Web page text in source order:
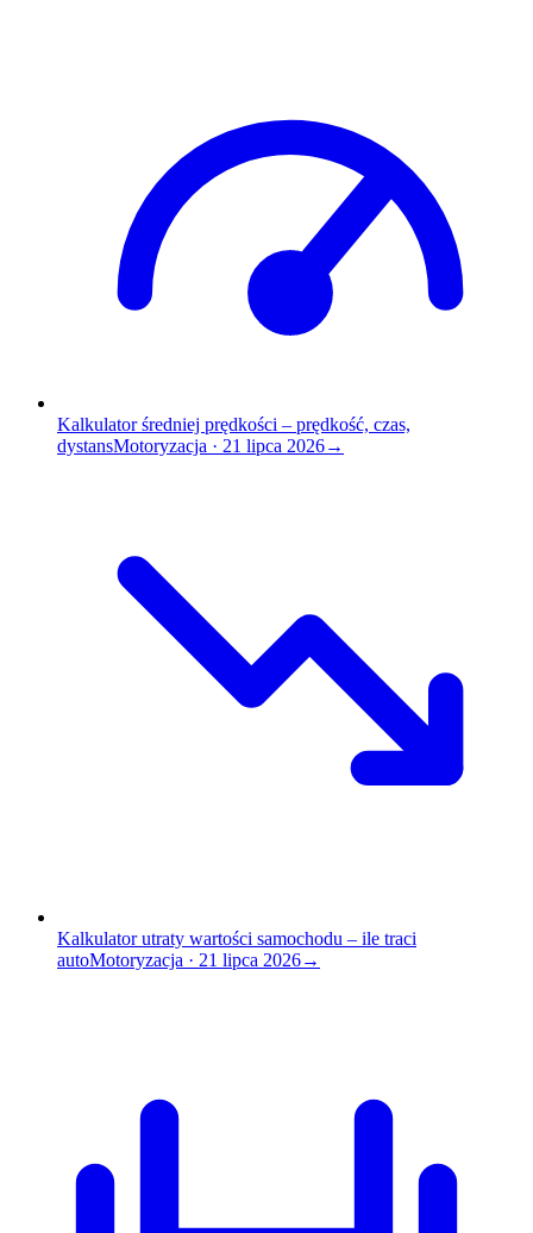
Kalkulator średniej prędkości – prędkość, czas,
dystansMotoryzacja · 21 lipca 2026→
Kalkulator utraty wartości samochodu – ile traci
autoMotoryzacja · 21 lipca 2026→